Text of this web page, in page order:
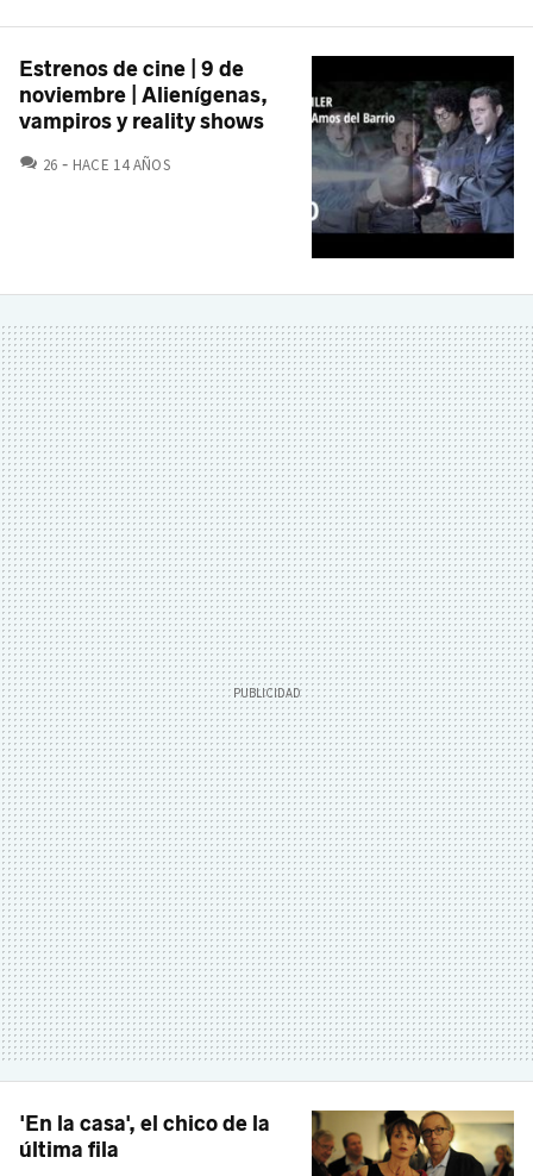
Estrenos de cine | 9 de
noviembre | Alienígenas,
vampiros y reality shows
26 COMENTARIOS
HACE 14 AÑOS
'En la casa', el chico de la
última fila